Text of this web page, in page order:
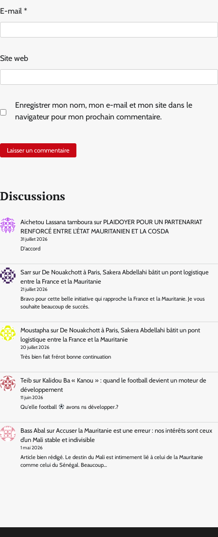
E-mail *
Site web
Enregistrer mon nom, mon e-mail et mon site dans le
navigateur pour mon prochain commentaire.
Discussions
Aichetou Lassana tambourasur PLAIDOYER POUR UN PARTENARIAT
RENFORCÉ ENTRE L’ÉTAT MAURITANIEN ET LA COSDA
31 juillet 2026
D'accord
Sarrsur De Nouakchott à Paris, Sakera Abdellahi bâtit un pont logistique
entre la France et la Mauritanie
21 juillet 2026
Bravo pour cette belle initiative qui rapproche la France et la Mauritanie. Je vous
souhaite beaucoup de succès.
Moustaphasur De Nouakchott à Paris, Sakera Abdellahi bâtit un pont
logistique entre la France et la Mauritanie
20 juillet 2026
Très bien fait frérot bonne continuation
Teibsur Kalidou Ba « Kanou » : quand le football devient un moteur de
développement
11 juin 2026
Qu'elle football avons ns développer.?
Bass Abal sur Accuser la Mauritanie est une erreur : nos intérêts sont ceux
d’un Mali stable et indivisible
1 mai 2026
Article bien rédigé. Le destin du Mali est intimement lié à celui de la Mauritanie
comme celui du Sénégal. Beaucoup…